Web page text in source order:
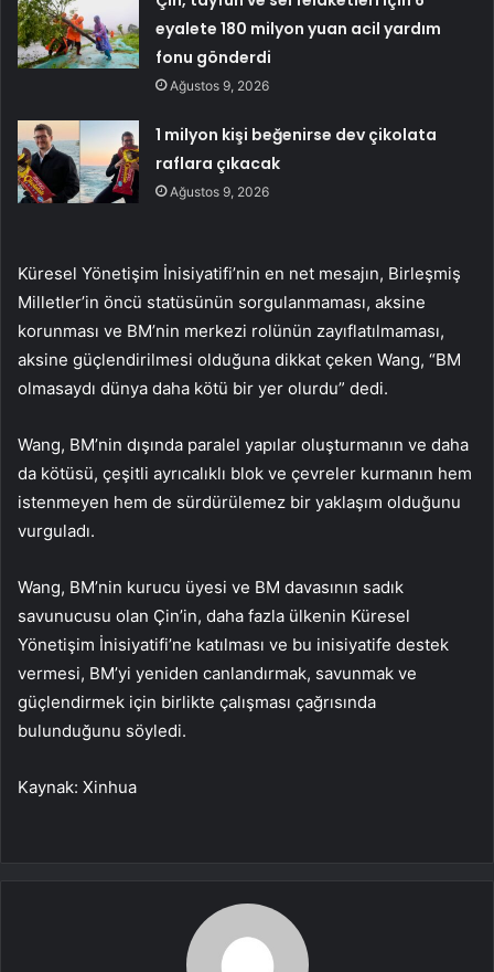
eyalete 180 milyon yuan acil yardım
fonu gönderdi
Ağustos 9, 2026
1 milyon kişi beğenirse dev çikolata
raflara çıkacak
Ağustos 9, 2026
Küresel Yönetişim İnisiyatifi’nin en net mesajın, Birleşmiş
Milletler’in öncü statüsünün sorgulanmaması, aksine
korunması ve BM’nin merkezi rolünün zayıflatılmaması,
aksine güçlendirilmesi olduğuna dikkat çeken Wang, “BM
olmasaydı dünya daha kötü bir yer olurdu” dedi.
Wang, BM’nin dışında paralel yapılar oluşturmanın ve daha
da kötüsü, çeşitli ayrıcalıklı blok ve çevreler kurmanın hem
istenmeyen hem de sürdürülemez bir yaklaşım olduğunu
vurguladı.
Wang, BM’nin kurucu üyesi ve BM davasının sadık
savunucusu olan Çin’in, daha fazla ülkenin Küresel
Yönetişim İnisiyatifi’ne katılması ve bu inisiyatife destek
vermesi, BM’yi yeniden canlandırmak, savunmak ve
güçlendirmek için birlikte çalışması çağrısında
bulunduğunu söyledi.
Kaynak: Xinhua